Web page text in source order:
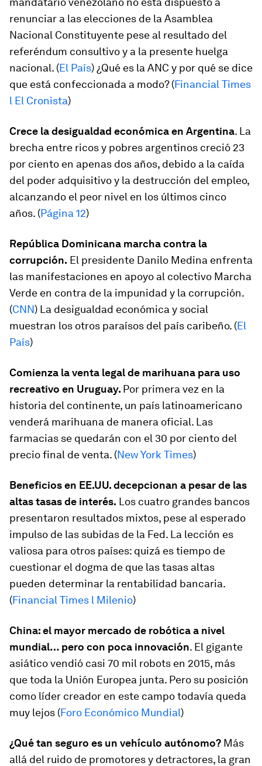
renunciar a las elecciones de la Asamblea
Nacional Constituyente pese al resultado del
referéndum consultivo y a la presente huelga
nacional. (El País) ¿Qué es la ANC y por qué se dice
que está confeccionada a modo? (Financial Times
l El Cronista)
Crece la desigualdad económica en Argentina. La
brecha entre ricos y pobres argentinos creció 23
por ciento en apenas dos años, debido a la caída
del poder adquisitivo y la destrucción del empleo,
alcanzando el peor nivel en los últimos cinco
años. (Página 12)
República Dominicana marcha contra la
corrupción. El presidente Danilo Medina enfrenta
las manifestaciones en apoyo al colectivo Marcha
Verde en contra de la impunidad y la corrupción.
(CNN) La desigualdad económica y social
muestran los otros paraísos del país caribeño. (El
País)
Comienza la venta legal de marihuana para uso
recreativo en Uruguay. Por primera vez en la
historia del continente, un país latinoamericano
venderá marihuana de manera oficial. Las
farmacias se quedarán con el 30 por ciento del
precio final de venta. (New York Times)
Beneficios en EE.UU. decepcionan a pesar de las
altas tasas de interés. Los cuatro grandes bancos
presentaron resultados mixtos, pese al esperado
impulso de las subidas de la Fed. La lección es
valiosa para otros países: quizá es tiempo de
cuestionar el dogma de que las tasas altas
pueden determinar la rentabilidad bancaria.
(Financial Times l Milenio)
China: el mayor mercado de robótica a nivel
mundial… pero con poca innovación. El gigante
asiático vendió casi 70 mil robots en 2015, más
que toda la Unión Europea junta. Pero su posición
como líder creador en este campo todavía queda
muy lejos (Foro Económico Mundial)
¿Qué tan seguro es un vehículo autónomo? Más
allá del ruido de promotores y detractores, la gran